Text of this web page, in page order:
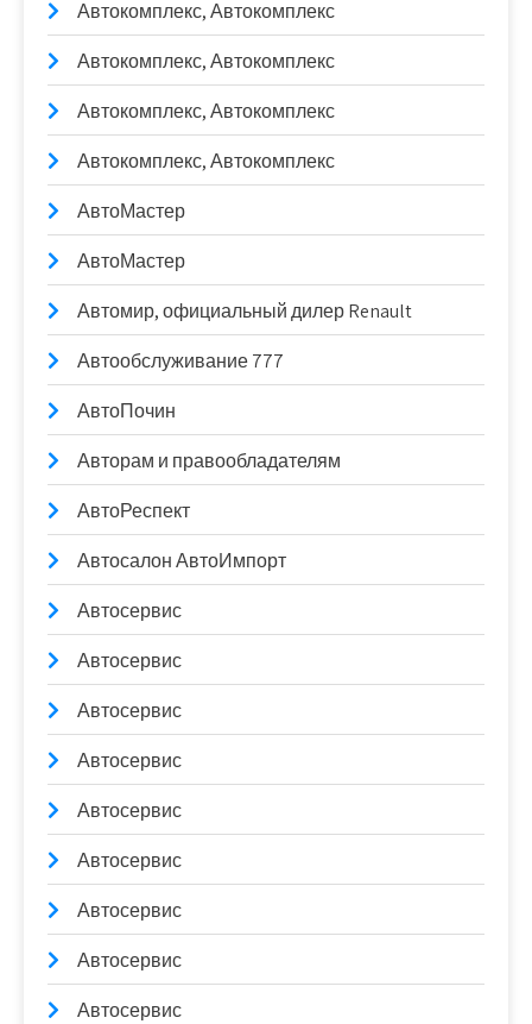
Автокомплекс, Автокомплекс
Автокомплекс, Автокомплекс
Автокомплекс, Автокомплекс
Автокомплекс, Автокомплекс
АвтоМастер
АвтоМастер
Автомир, официальный дилер Renault
Автообслуживание 777
АвтоПочин
Авторам и правообладателям
АвтоРеспект
Автосалон АвтоИмпорт
Автосервис
Автосервис
Автосервис
Автосервис
Автосервис
Автосервис
Автосервис
Автосервис
Автосервис